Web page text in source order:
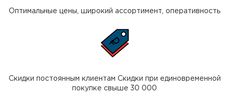
Оптимальные цены, широкий ассортимент, оперативность
Скидки постоянным клиентам Скидки при единовременной
покупке свыше 30 000